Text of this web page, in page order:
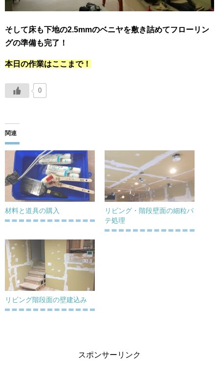
そして床も下地の2.5mmのベニヤを敷き詰めてフローリン
グの準備も完了！
本日の作業はここまで！
0
関連
材料と道具の購入
リビング・階段壁面の細粒パ
テ処理
リビング階段面の壁建込み
スポンサーリンク